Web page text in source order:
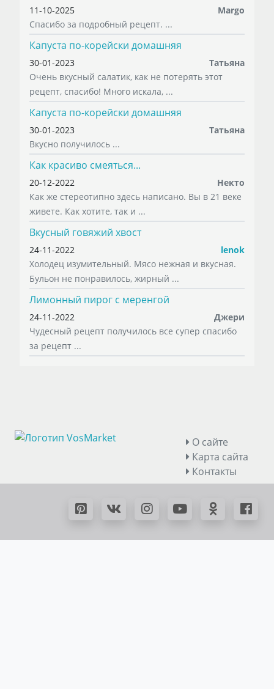
11-10-2025
Margo
Спасибо за подробный рецепт. ...
Капуста по-корейски домашняя
30-01-2023
Татьяна
Очень вкусный салатик, как не потерять этот
рецепт, спасибо! Много искала, ...
Капуста по-корейски домашняя
30-01-2023
Татьяна
Вкусно получилось ...
Как красиво смеяться...
20-12-2022
Некто
Как же стереотипно здесь написано. Вы в 21 веке
живете. Как хотите, так и ...
Вкусный говяжий хвост
24-11-2022
lenok
Холодец изумительный. Мясо нежная и вкусная.
Бульон не понравилось, жирный ...
Лимонный пирог с меренгой
24-11-2022
Джери
Чудесный рецепт получилось все супер спасибо
за рецепт ...
О сайте
Карта сайта
Контакты